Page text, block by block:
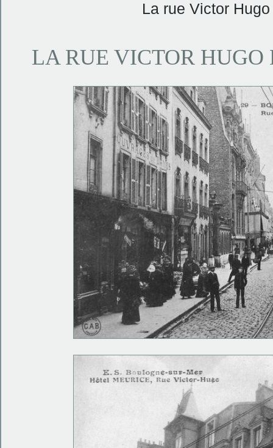
La rue Victor
LA RUE VICTOR HUGO